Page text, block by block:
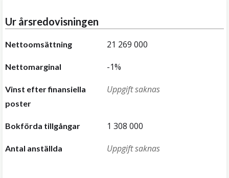
Ur årsredovisningen
Nettoomsättning 21 269 000
Nettomarginal -1%
Vinst efter finansiella
poster
Uppgift saknas
Bokförda tillgångar 1 308 000
Antal anställda Uppgift saknas